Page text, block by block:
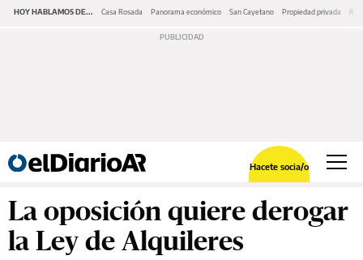
HOY HABLAMOS DE... Casa Rosada Panorama económico San Cayetano Propiedad privada
Hacete socia/o
La oposición quiere derogar
la Ley de Alquileres